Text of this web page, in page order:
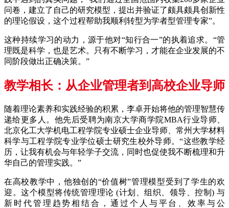
问卷，建立了自己的研究模型，提出并验证了颇具颇具创新性
的理论假设，这个过程帮助我顺利转型为学者型管理专家”。
这种持续学习的动力，源于他对“知行合一”的执着追求。“管
理既是科学，也是艺术。只有不断学习，才能在企业发展的不
同阶段做出正确决策。”
教学相长：从企业管理者到高校企业导师
随着理论素养和实践经验的积累，李卓开始将他的管理智慧传
递给更多人。他先后受聘为南京大学商学院MBA行业导师、
北京化工大学机电工程学院专业硕士企业导师、常州大学材料
科学与工程学院专业学位硕士研究生校外导师。“这些教学经
历，让我有机会与年轻学子交流，同时也促使我不断梳理和升
华自己的管理实践。”
在高校教学中，他独创的“价值树”管理模型受到了学生的欢
迎。这个模型将传统管理理论 (计划、组织、领导、控制) 与
新时代管理趋势相结合，通过个人与平台、效率与公